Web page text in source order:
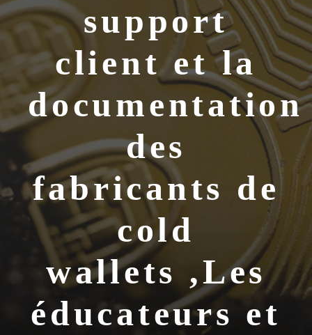
support
client et la
documentation
des
fabricants de
cold
wallets ,Les
éducateurs et